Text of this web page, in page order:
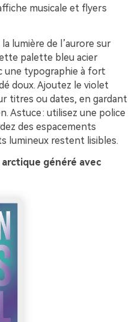
musicale et flyers
lumière de l’aurore sur
palette bleu acier
une typographie à fort
doux. Ajoutez le violet
titres ou dates, en gardant
Astuce : utilisez une police
des espacements
lumineux restent lisibles.
arctique généré avec